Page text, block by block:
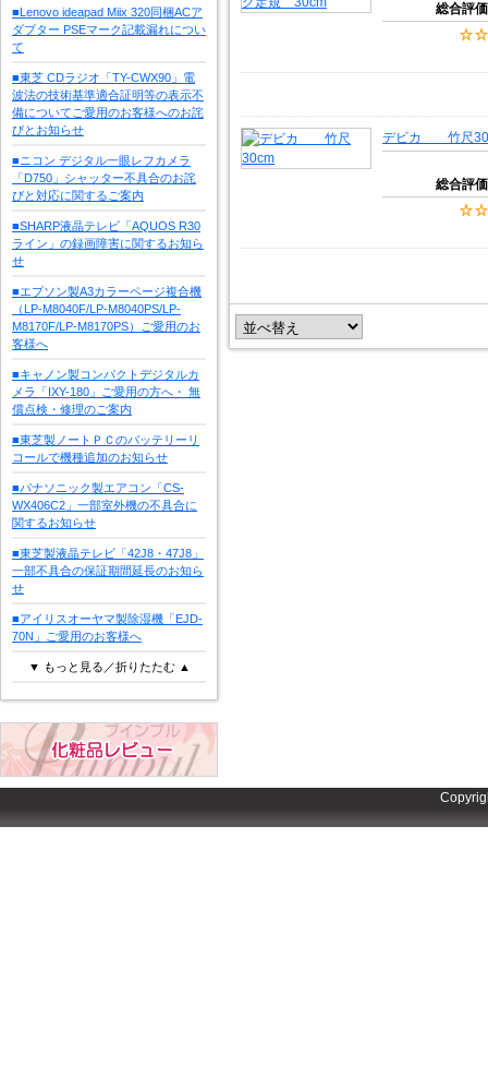
■Lenovo ideapad Miix 320同梱ACア
ダプター PSEマーク記載漏れについ
て
■東芝 CDラジオ「TY-CWX90」電
波法の技術基準適合証明等の表示不
備についてご愛用のお客様へのお詫
びとお知らせ
■ニコン デジタル一眼レフカメラ
「D750」シャッター不具合のお詫
びと対応に関するご案内
■SHARP液晶テレビ「AQUOS R30
ライン」の録画障害に関するお知ら
せ
■エプソン製A3カラーページ複合機
（LP-M8040F/LP-M8040PS/LP-
M8170F/LP-M8170PS）ご愛用のお
客様へ
■キャノン製コンパクトデジタルカ
メラ「IXY-180」ご愛用の方へ・ 無
償点検・修理のご案内
■東芝製ノートＰＣのバッテリーリ
コールで機種追加のお知らせ
■パナソニック製エアコン「CS-
WX406C2」一部室外機の不具合に
関するお知らせ
■東芝製液晶テレビ「42J8・47J8」
一部不具合の保証期間延長のお知ら
せ
■アイリスオーヤマ製除湿機「EJD-
70N」ご愛用のお客様へ
▼ もっと見る／折りたたむ ▲
総合評価
デビカ 竹尺
総合評価